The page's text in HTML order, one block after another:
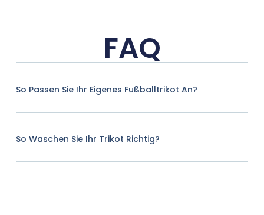
FAQ
So Passen Sie Ihr Eigenes Fußballtrikot An?
So Waschen Sie Ihr Trikot Richtig?